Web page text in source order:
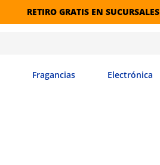
RETIRO GRATIS EN SUCURSALES
Fragancias Electrónica